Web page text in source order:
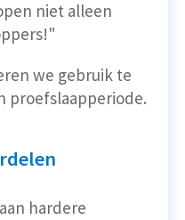
niet alleen
we gebruik te
proefslaapperiode.
hardere